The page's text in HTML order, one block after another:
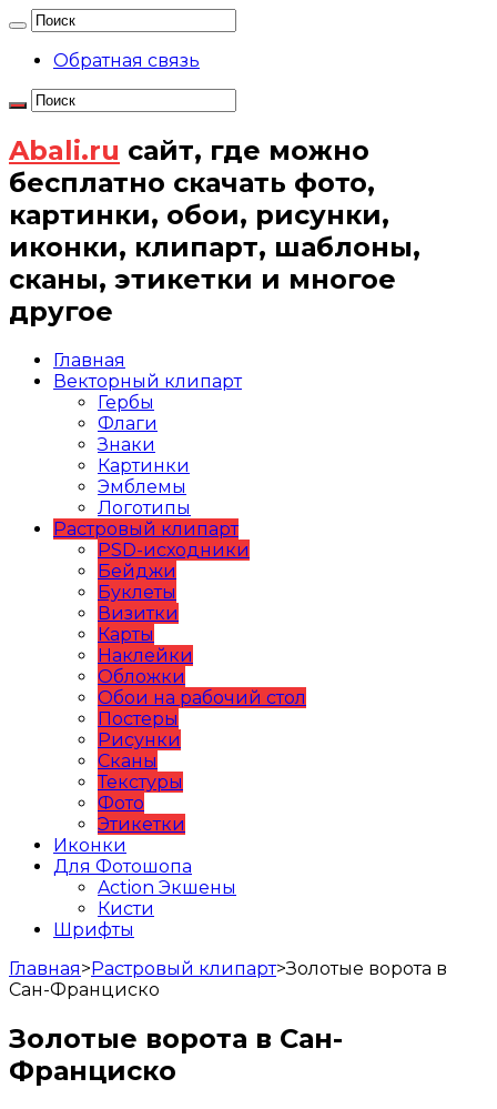
Обратная связь
Abali.ru сайт, где можно
бесплатно скачать фото,
картинки, обои, рисунки,
иконки, клипарт, шаблоны,
сканы, этикетки и многое
другое
Главная
Векторный клипарт
Гербы
Флаги
Знаки
Картинки
Эмблемы
Логотипы
Растровый клипарт
PSD-исходники
Бейджи
Буклеты
Визитки
Карты
Наклейки
Обложки
Обои на рабочий стол
Постеры
Рисунки
Сканы
Текстуры
Фото
Этикетки
Иконки
Для Фотошопа
Action Экшены
Кисти
Шрифты
Главная>Растровый клипарт>Золотые ворота в
Сан-Франциско
Золотые ворота в Сан-
Франциско